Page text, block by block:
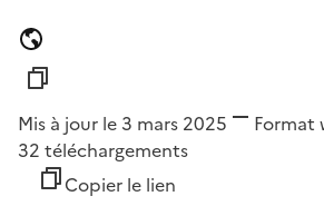
Mis à jour le 3 mars 2025 Format
32 téléchargements
Copier le lien